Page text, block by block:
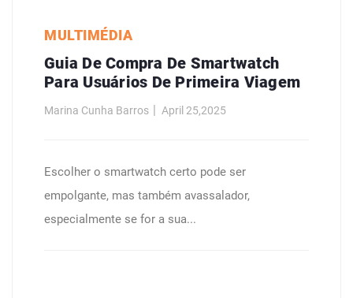
MULTIMÉDIA
Guia De Compra De Smartwatch
Para Usuários De Primeira Viagem
Marina Cunha Barros April 25,2025
Escolher o smartwatch certo pode ser
empolgante, mas também avassalador,
especialmente se for a sua...